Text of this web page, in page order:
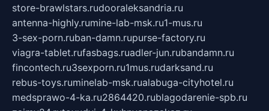
store-brawlstars.rudooraleksandria.ru
antenna-highly.rumine-lab-msk.ru1-mus.ru
3-sex-porn.ruban-damn.rupurse-factory.ru
viagra-tablet.rufasbags.ruadler-jun.rubandamn.ru
fincontech.ru3sexporn.ru1mus.rudarksand.ru
rebus-toys.ruminelab-msk.rualabuga-cityhotel.ru
medsprawo-4-ka.ru2864420.rublagodarenie-spb.ru